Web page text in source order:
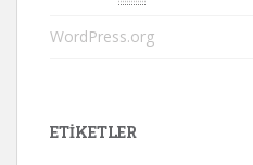
WordPress.org
ETIKETLER